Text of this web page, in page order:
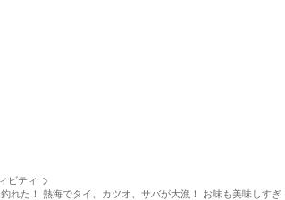
ビティ
れた！ 熱海でタイ、カツオ、サバが大漁！ お味も美味しすぎ